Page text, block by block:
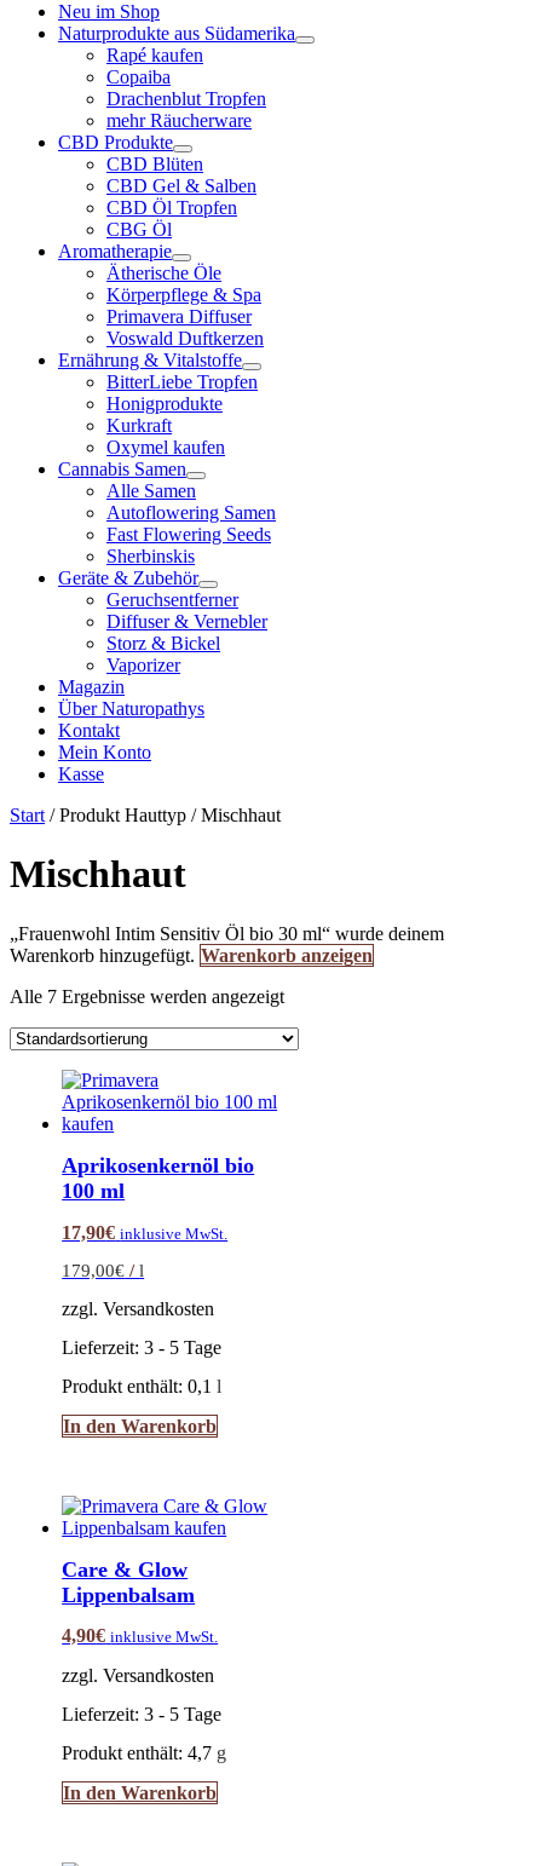
Neu im Shop
Naturprodukte aus Südamerika
Rapé kaufen
Copaiba
Drachenblut Tropfen
mehr Räucherware
CBD Produkte
CBD Blüten
CBD Gel & Salben
CBD Öl Tropfen
CBG Öl
Aromatherapie
Ätherische Öle
Körperpflege & Spa
Primavera Diffuser
Voswald Duftkerzen
Ernährung & Vitalstoffe
BitterLiebe Tropfen
Honigprodukte
Kurkraft
Oxymel kaufen
Cannabis Samen
Alle Samen
Autoflowering Samen
Fast Flowering Seeds
Sherbinskis
Geräte & Zubehör
Geruchsentferner
Diffuser & Vernebler
Storz & Bickel
Vaporizer
Magazin
Über Naturopathys
Kontakt
Mein Konto
Kasse
Start / Produkt Hauttyp / Mischhaut
Mischhaut
„Frauenwohl Intim Sensitiv Öl bio 30 ml“ wurde deinem
Warenkorb hinzugefügt. Warenkorb anzeigen
Alle 7 Ergebnisse werden angezeigt
Aprikosenkernöl bio
100 ml
17,90€ inklusive MwSt.
179,00€ /l
zzgl. Versandkosten
Lieferzeit:3 - 5 Tage
Produkt enthält: 0,1l
In den Warenkorb
Care & Glow
Lippenbalsam
4,90€ inklusive MwSt.
zzgl. Versandkosten
Lieferzeit:3 - 5 Tage
Produkt enthält: 4,7 g
In den Warenkorb